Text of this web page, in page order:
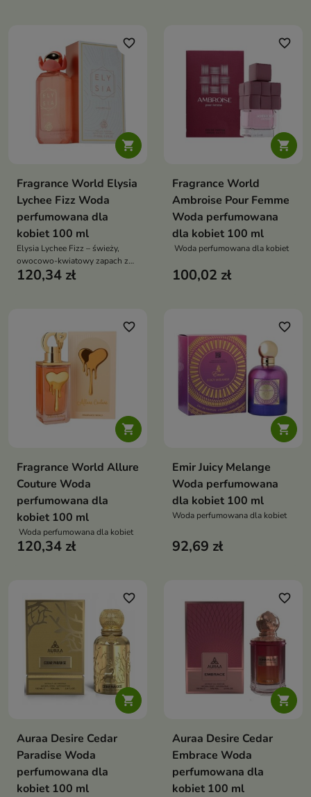

favorite_border
Fragrance World Elysia
Lychee Fizz Woda
perfumowana dla
kobiet 100 ml
Elysia Lychee Fizz – świeży,
owocowo-kwiatowy zapach z
nutą liczi, który łączy soczystą
120,34 zł

favorite_border
Fragrance World
Ambroise Pour Femme
Woda perfumowana
dla kobiet 100 ml
Woda perfumowana dla kobiet
100,02 zł

favorite_border
Fragrance World Allure
Couture Woda
perfumowana dla
kobiet 100 ml
Woda perfumowana dla kobiet
120,34 zł

favorite_border
Emir Juicy Melange
Woda perfumowana
dla kobiet 100 ml
Woda perfumowana dla kobiet
92,69 zł

favorite_border
Auraa Desire Cedar
Paradise Woda
perfumowana dla
kobiet 100 ml

favorite_border
Auraa Desire Cedar
Embrace Woda
perfumowana dla
kobiet 100 ml